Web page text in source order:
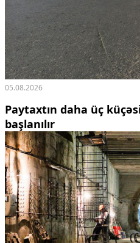
05.08.2026
Paytaxtın daha üç
başlanılır